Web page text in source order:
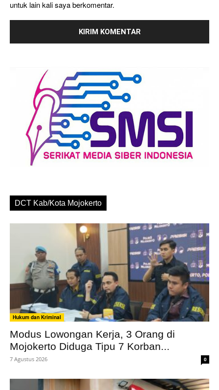
untuk lain kali saya berkomentar.
DCT Kab/Kota Mojokerto
Hukum dan Kriminal
Modus Lowongan Kerja, 3 Orang di
Mojokerto Diduga Tipu 7 Korban...
7 Agustus 2026 0